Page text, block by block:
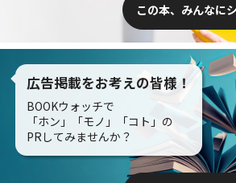
この本、みんなに
広告掲載をお考えの皆様！
BOOKウォッチで
「ホン」「モノ」「コト」の
PRしてみませんか？